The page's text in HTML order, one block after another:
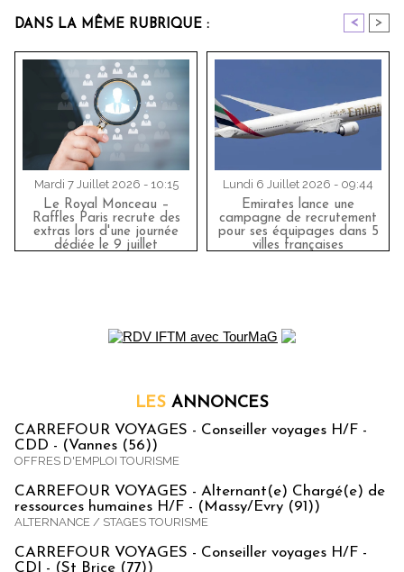
DANS LA MÊME RUBRIQUE : < >
Mardi 7 Juillet 2026 - 10:15
Le Royal Monceau –
Raffles Paris recrute des
extras lors d'une journée
dédiée le 9 juillet
Lundi 6 Juillet 2026 - 09:44
Emirates lance une
campagne de recrutement
pour ses équipages dans 5
villes françaises
LES ANNONCES
CARREFOUR VOYAGES - Conseiller voyages H/F -
CDD - (Vannes (56))
OFFRES D'EMPLOI TOURISME
CARREFOUR VOYAGES - Alternant(e) Chargé(e) de
ressources humaines H/F - (Massy/Evry (91))
ALTERNANCE / STAGES TOURISME
CARREFOUR VOYAGES - Conseiller voyages H/F -
CDI - (St Brice (77))